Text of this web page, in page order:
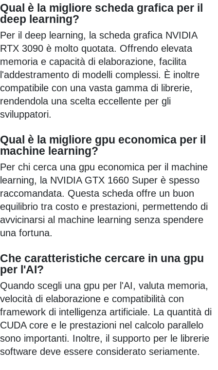
Qual è la migliore scheda grafica per il
deep learning?
Per il deep learning, la scheda grafica NVIDIA
RTX 3090 è molto quotata. Offrendo elevata
memoria e capacità di elaborazione, facilita
l'addestramento di modelli complessi. È inoltre
compatibile con una vasta gamma di librerie,
rendendola una scelta eccellente per gli
sviluppatori.
Qual è la migliore gpu economica per il
machine learning?
Per chi cerca una gpu economica per il machine
learning, la NVIDIA GTX 1660 Super è spesso
raccomandata. Questa scheda offre un buon
equilibrio tra costo e prestazioni, permettendo di
avvicinarsi al machine learning senza spendere
una fortuna.
Che caratteristiche cercare in una gpu
per l'AI?
Quando scegli una gpu per l'AI, valuta memoria,
velocità di elaborazione e compatibilità con
framework di intelligenza artificiale. La quantità di
CUDA core e le prestazioni nel calcolo parallelo
sono importanti. Inoltre, il supporto per le librerie
software deve essere considerato seriamente.